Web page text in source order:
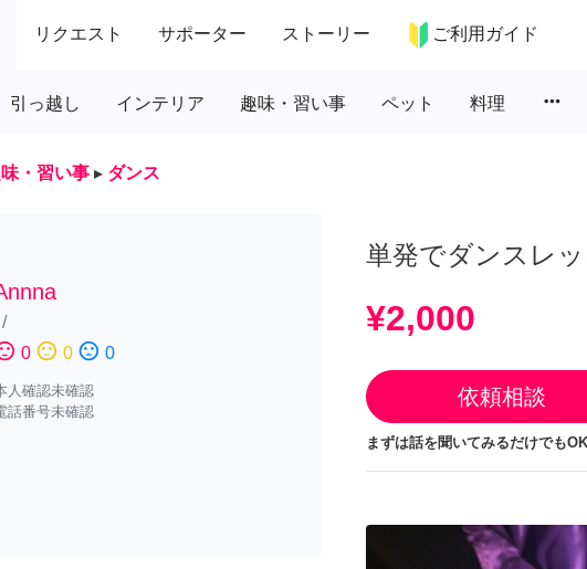
リクエスト サポーター ストーリー ご利用ガイド
引っ越し インテリア 趣味・習い事 ペット 料理 more_horiz
・習い事 ▸ ダンス
/
0 sentiment_neutral 0 sentiment_dissatisfied 0
人確認未確認
話番号未確認
単発でダンスレ
¥2,000
依頼相談
まずは話を聞いてみるだけでも